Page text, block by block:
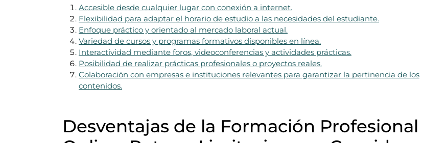
Accesible desde cualquier lugar con conexión a internet.
Flexibilidad para adaptar el horario de estudio a las necesidades del estudiante.
Enfoque práctico y orientado al mercado laboral actual.
Variedad de cursos y programas formativos disponibles en línea.
Interactividad mediante foros, videoconferencias y actividades prácticas.
Posibilidad de realizar prácticas profesionales o proyectos reales.
Colaboración con empresas e instituciones relevantes para garantizar la pertinencia de los
contenidos.
Desventajas de la Formación Profesional